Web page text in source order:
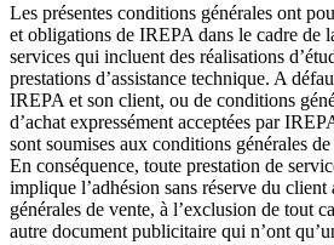
Les présentes conditions générales ont
et obligations de IREPA dans le cadre de
services qui incluent des réalisations
prestations d’assistance technique. A
IREPA et son client, ou de conditions
d’achat expressément acceptées par
sont soumises aux conditions générales
En conséquence, toute prestation de
implique l’adhésion sans réserve du
générales de vente, à l’exclusion de tout
autre document publicitaire qui n’ont